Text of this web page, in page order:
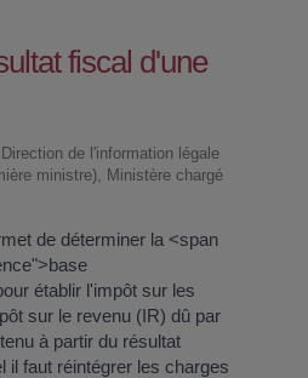
fiscal d'une
de l'information légale
ministre), Ministère chargé
de déterminer la <span
établir l'impôt sur les
sur le revenu (IR) dû par
à partir du résultat
il faut réintégrer les charges